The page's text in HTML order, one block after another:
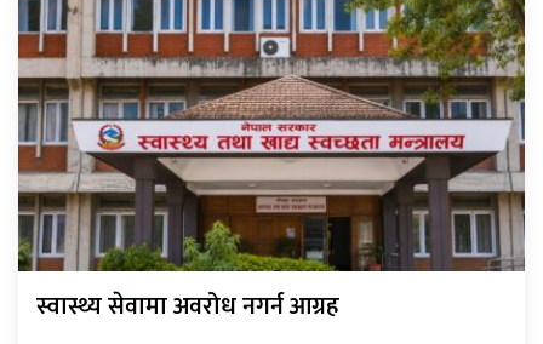
स्वास्थ्य सेवामा अवरोध नगर्न आग्रह